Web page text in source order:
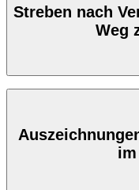
Streben nach
Weg
Argo hat sich nicht nur
Süsswaren, darunter
Unternehmen
in den USA, Usbekistan,